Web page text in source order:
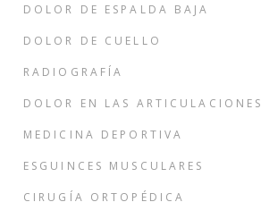
DOLOR DE ESPALDA BAJA
DOLOR DE CUELLO
RADIOGRAFÍA
DOLOR EN LAS ARTICULACIONES
MEDICINA DEPORTIVA
ESGUINCES MUSCULARES
CIRUGÍA ORTOPÉDICA